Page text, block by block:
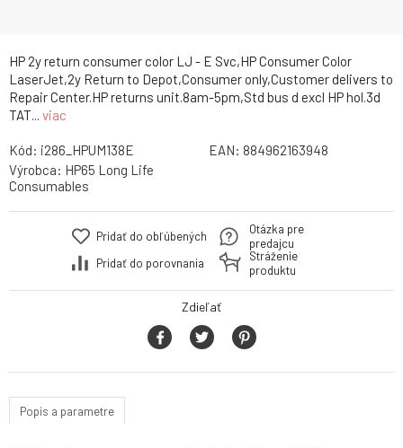
HP 2y return consumer color LJ - E Svc,HP Consumer Color
LaserJet,2y Return to Depot,Consumer only,Customer delivers to
Repair Center.HP returns unit.8am-5pm,Std bus d excl HP hol.3d
TAT... viac
Kód: i286_HPUM138E EAN: 884962163948
Výrobca: HP65 Long Life
Consumables
Pridať do obľúbených
Pridať do porovnania
Otázka pre
predajcu
Stráženie
produktu
Zdieľať
Popis a parametre